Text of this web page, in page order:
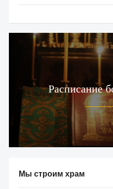
Расписание
Мы строим храм